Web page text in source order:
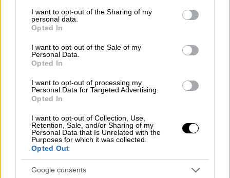
not limited to your visit or usage behaviour. You may click to
grant or deny consent to Google and its third-party tags to
use your data for below specified purposes in below Google
consent section.
I want to opt-out of the Sharing of my
personal data.
Opted In
I want to opt-out of the Sale of my
Personal Data.
Opted In
I want to opt-out of processing my
Personal Data for Targeted Advertising.
Opted In
I want to opt-out of Collection, Use,
Retention, Sale, and/or Sharing of my
Personal Data that Is Unrelated with the
Purposes for which it was collected.
Opted Out
Google consents
Ελλάδα|20.07.2023 11:11
Ακόμα μία κτηνωδία: Πυροβόλησε και
σκότωσε εν ψυχρώ σκύλο με καραμπίνα